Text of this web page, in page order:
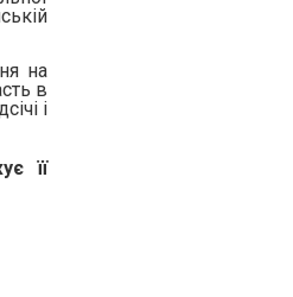
на
в
і
її